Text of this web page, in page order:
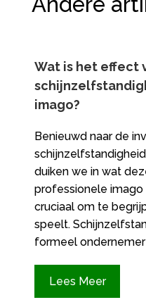
Wat is het effect
imago?
Benieuwd naar de
duiken we in wat
professionele imago
cruciaal om te
speelt.
formeel ondernemer
Lees Meer